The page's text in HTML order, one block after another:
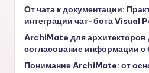
От чата к документации:
интеграции чат-бота Visual
ArchiMate для архитекторов
согласование информации
Понимание ArchiMate: от